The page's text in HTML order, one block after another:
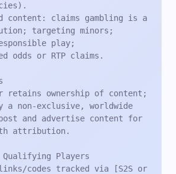
content: claims gambling is a
targeting minors;
play;
odds or RTP claims.
retains ownership of content;
a non-exclusive, worldwide
and advertise content for
attribution.
Players
codes tracked via [S2S or